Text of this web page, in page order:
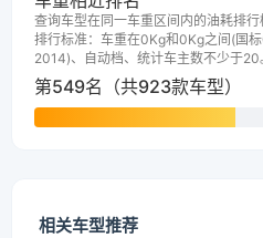
查询车型在同一车重区间内的油耗排行
排行标准：车重在0Kg和0Kg之间(国
2014)、自动档、统计车主数不少于20
第549名（共923款车型）
相关车型推荐